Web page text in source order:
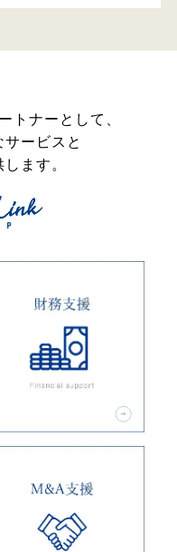
トナーとして、
ービスと
ます。